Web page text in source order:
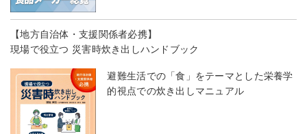
【地方自治体・支援関係者必携】
現場で役立つ 災害時炊き出しハンドブック
避難生活での「食」をテーマとした栄養学
的視点での炊き出しマニュアル